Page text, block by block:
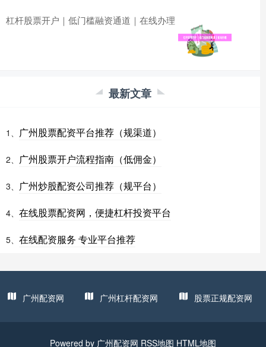
杠杆股票开户｜低门槛融资通道｜在线办理
最新文章
1、 广州股票配资平台推荐（规渠道）
2、 广州股票开户流程指南（低佣金）
3、 广州炒股配资公司推荐（规平台）
4、 在线股票配资网，便捷杠杆投资平台
5、 在线配资服务 专业平台推荐
广州配资网 广州杠杆配资网 股票正规配资网
Powered by 广州配资网 RSS地图 HTML地图